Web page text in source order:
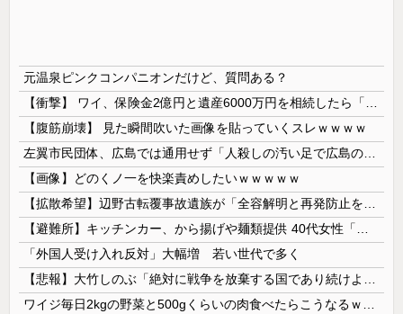
元温泉ピンクコンパニオンだけど、質問ある？
【腹筋崩壊】 見た瞬間吹いた画像を貼っていくスレｗｗｗｗ
【画像】どのくノ一を快楽責めしたいｗｗｗｗｗ
「外国人受け入れ反対」大幅増 若い世代で多く